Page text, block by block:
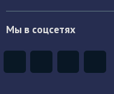
Мы в соцсетях